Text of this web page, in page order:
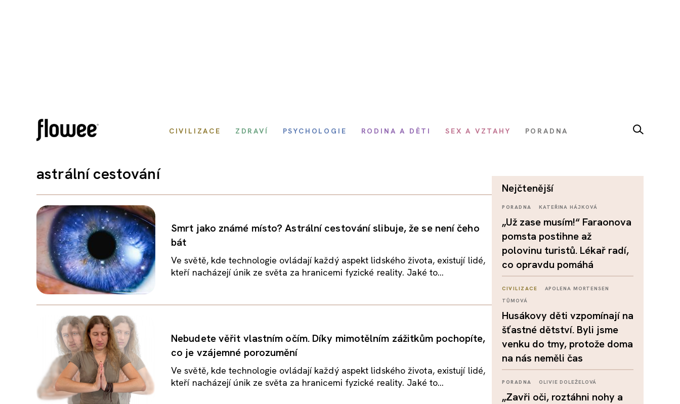
CIVILIZACE ZDRAVÍ PSYCHOLOGIE RODINA A DĚTI SEX A VZTAHY PORADNA
astrální cestování
Smrt jako známé místo? Astrální cestování slibuje, že se není čeho
bát
Ve světě, kde technologie ovládají každý aspekt lidského života, existují lidé,
kteří nacházejí únik ze světa za hranicemi fyzické reality. Jaké to...
Nebudete věřit vlastním očím. Díky mimotělním zážitkům pochopíte,
co je vzájemné porozumění
Ve světě, kde technologie ovládají každý aspekt lidského života, existují lidé,
kteří nacházejí únik ze světa za hranicemi fyzické reality. Jaké to...
nejčtenější
PORADNA KATEŘINA HÁJKOVÁ
„Už zase musím!“ Faraonova
pomsta postihne až
polovinu turistů. Lékař radí,
co opravdu pomáhá
CIVILIZACE
APOLENA MORTENSEN
TŮMOVÁ
Husákovy děti vzpomínají na
šťastné dětství. Byli jsme
venku do tmy, protože doma
na nás neměli čas
PORADNA OLIVIE DOLEŽELOVÁ
„Zavři oči, roztáhni nohy a